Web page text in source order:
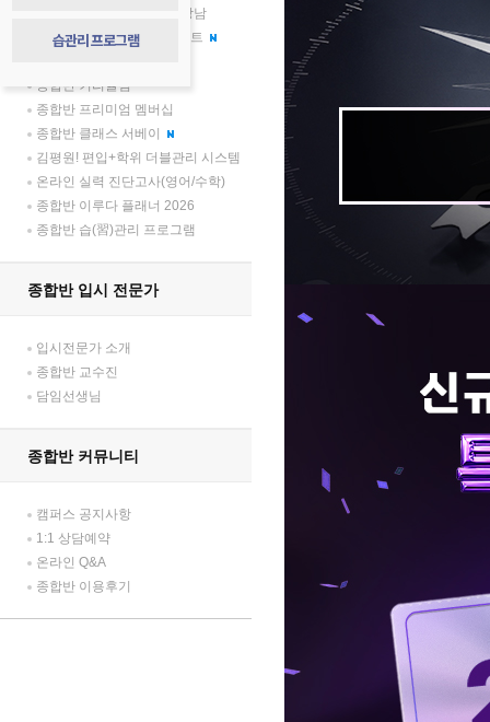
습관리 프로그램
압도적 격차, 김영플러스 강남
종합반 학부모 소통 프로젝트
종합반 커리큘럼
종합반 프리미엄 멤버십
종합반 클래스 서베이
김평원! 편입+학위 더블관리 시스템
온라인 실력 진단고사(영어/수학)
종합반 이루다 플래너 2026
종합반 습(習)관리 프로그램
종합반 입시 전문가
입시전문가 소개
종합반 교수진
담임선생님
종합반 커뮤니티
캠퍼스 공지사항
1:1 상담예약
온라인 Q&A
종합반 이용후기